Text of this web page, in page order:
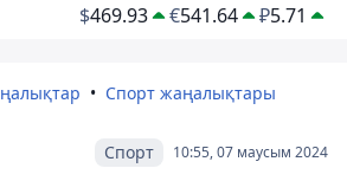
$469.93 €541.64 ₽5.71
Спорт жаңалықтары
10:55, 07 маусым 2024
Спорт